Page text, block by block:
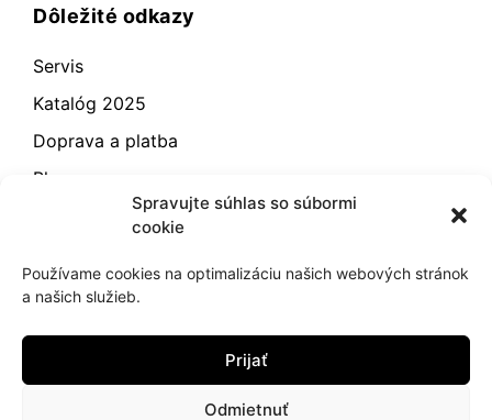
Spravujte súhlas so súbormi
cookie
Používame cookies na optimalizáciu našich webových stránok
a našich služieb.
Prijať
Odmietnuť
Dôležité odkazy
Servis
Katalóg 2025
Doprava a platba
Blog
Odstúpenie od zmluvy
Zásady používania súborov cookie (EÚ)